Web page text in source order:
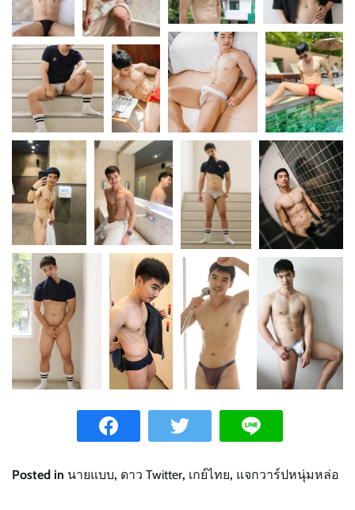
Posted in นายแบบ, ดาว Twitter, เกย์ไทย, แจกวาร์ปหนุ่มหล่อ